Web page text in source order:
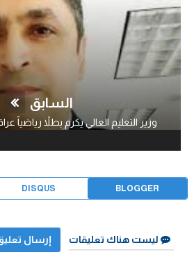
السابق
وزير التعليم العالي يكرم بطلاً رياضياً
BLOGGER
DISQUS
ليست هناك تعليقات إرسال